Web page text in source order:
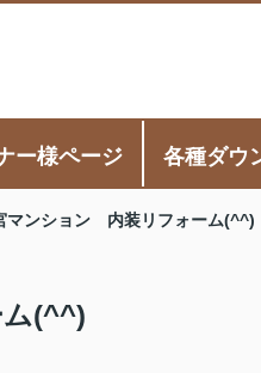
ー様ページ 各種ダウ
マンション 内装リフォーム(^^)
(^^)